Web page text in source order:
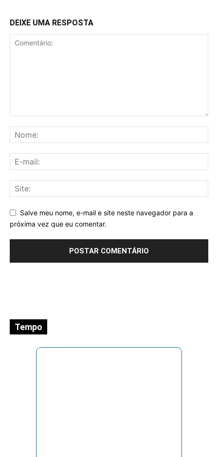
DEIXE UMA RESPOSTA
Salve meu nome, e-mail e site neste navegador para a
próxima vez que eu comentar.
Tempo